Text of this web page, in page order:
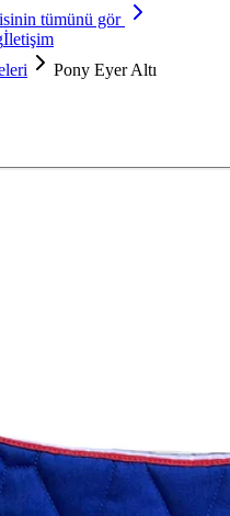
tümünü gör
İletişim
Pony Eyer Altı